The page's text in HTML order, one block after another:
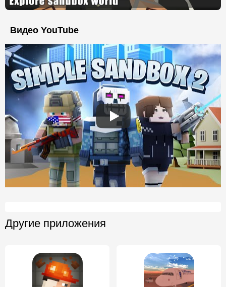
Видео YouTube
Другие приложения